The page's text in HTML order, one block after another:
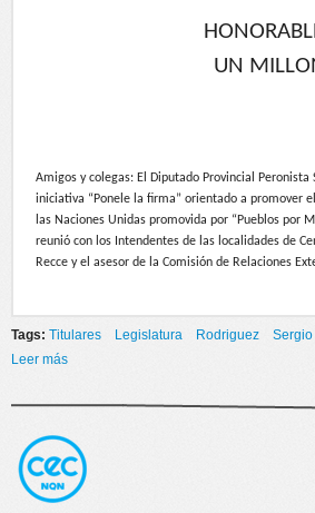
UN
Amigos y colegas: El Diputado Provincial
iniciativa “Ponele la firma” orientado a promover
las Naciones Unidas promovida por “Pueblos por
reunió con los Intendentes de las localidades de
Recce y el asesor de la Comisión de Relaciones
Tags: Titulares Legislatura Rodriguez Sergio
Leer más